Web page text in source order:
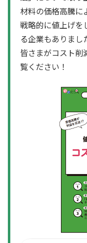
材料の価格高騰に
戦略的に値上げを
る企業もありまし
皆さまがコスト削
覧ください！